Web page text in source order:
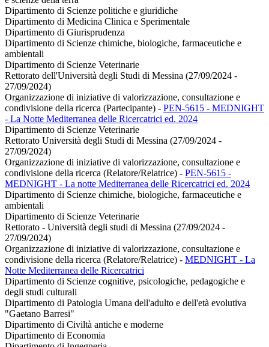
Dipartimento di Scienze politiche e giuridiche
Dipartimento di Medicina Clinica e Sperimentale
Dipartimento di Giurisprudenza
Dipartimento di Scienze chimiche, biologiche, farmaceutiche e
ambientali
Dipartimento di Scienze Veterinarie
Rettorato dell'Università degli Studi di Messina (27/09/2024 -
27/09/2024)
Organizzazione di iniziative di valorizzazione, consultazione e
condivisione della ricerca (Partecipante) - PEN-5615 - MEDNIGHT
- La Notte Mediterranea delle Ricercatrici ed. 2024
Dipartimento di Scienze Veterinarie
Rettorato Università degli Studi di Messina (27/09/2024 -
27/09/2024)
Organizzazione di iniziative di valorizzazione, consultazione e
condivisione della ricerca (Relatore/Relatrice) - PEN-5615 -
MEDNIGHT - La notte Mediterranea delle Ricercatrici ed. 2024
Dipartimento di Scienze chimiche, biologiche, farmaceutiche e
ambientali
Dipartimento di Scienze Veterinarie
Rettorato - Università degli studi di Messina (27/09/2024 -
27/09/2024)
Organizzazione di iniziative di valorizzazione, consultazione e
condivisione della ricerca (Relatore/Relatrice) - MEDNIGHT - La
Notte Mediterranea delle Ricercatrici
Dipartimento di Scienze cognitive, psicologiche, pedagogiche e
degli studi culturali
Dipartimento di Patologia Umana dell'adulto e dell'età evolutiva
"Gaetano Barresi"
Dipartimento di Civiltà antiche e moderne
Dipartimento di Economia